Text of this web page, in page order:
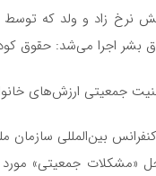
نرخ زاد و ولد که توسط
بشر اجرا می‌شد: حقوق
«مشکلات جمعیتی» مورد